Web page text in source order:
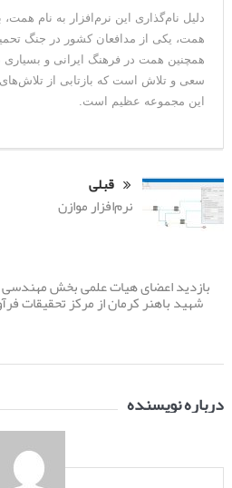
دلیل نام‌گذاری این نرم‌افزار به نام همت،
همچنین همت در فرهنگ ایرانی و بسیاری
سعی و تلاش است که بازتابی از
این مجموعه عظیم است.
قبلی
نرم‌افزار موازن
بازدید اعضای هیات علمی بخش
شهید باهنر کرمان از مرکز تحقیقات
درباره نویسنده